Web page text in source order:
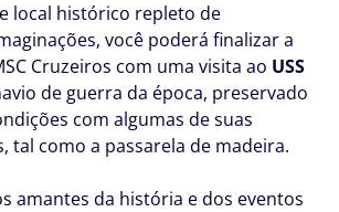
local histórico repleto de
você poderá finalizar a
Cruzeiros com uma visita ao USS
de guerra da época, preservado
com algumas de suas
tal como a passarela de madeira.
amantes da história e dos eventos